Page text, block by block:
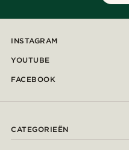
INSTAGRAM
YOUTUBE
FACEBOOK
CATEGORIEËN